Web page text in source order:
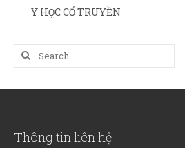
Y HỌC CỔ TRUYỀN
Search
for:
Thông tin liên hệ